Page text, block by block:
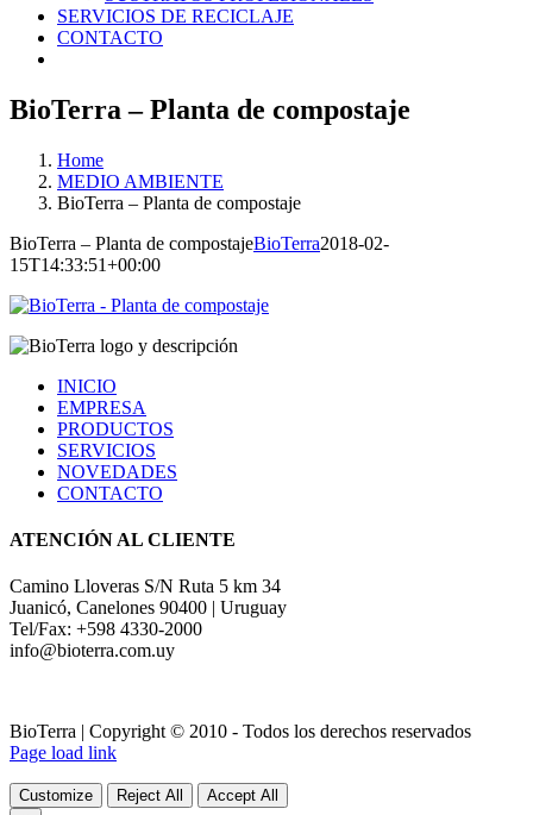
SERVICIOS DE RECICLAJE
CONTACTO
BioTerra – Planta de compostaje
Home
MEDIO AMBIENTE
BioTerra – Planta de compostaje
BioTerra – Planta de compostajeBioTerra2018-02-
15T14:33:51+00:00
INICIO
EMPRESA
PRODUCTOS
SERVICIOS
NOVEDADES
CONTACTO
ATENCIÓN AL CLIENTE
Camino Lloveras S/N Ruta 5 km 34
Juanicó, Canelones 90400 | Uruguay
Tel/Fax: +598 4330-2000
info@bioterra.com.uy
BioTerra | Copyright © 2010 - Todos los derechos reservados
Page load link
Customize Reject All
Accept All